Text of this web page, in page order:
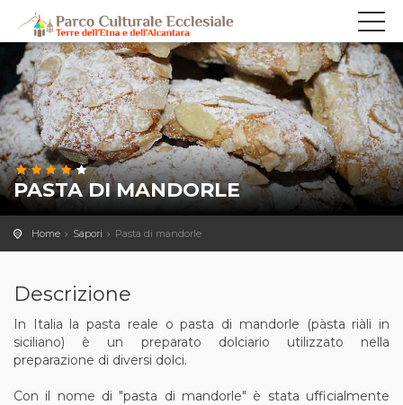
PASTA DI MANDORLE
Home Sapori Pasta di mandorle
Descrizione
In Italia la pasta reale o pasta di mandorle (pàsta riàli in
siciliano) è un preparato dolciario utilizzato nella
preparazione di diversi dolci.
Con il nome di "pasta di mandorle" è stata ufficialmente